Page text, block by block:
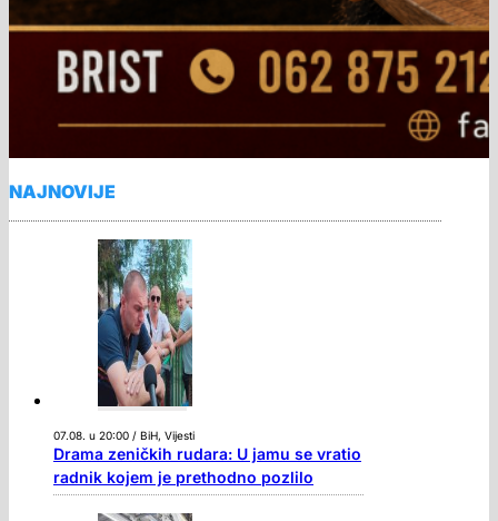
NAJNOVIJE
07.08. u 20:00 / BiH, Vijesti
Drama zeničkih rudara: U jamu se vratio
radnik kojem je prethodno pozlilo